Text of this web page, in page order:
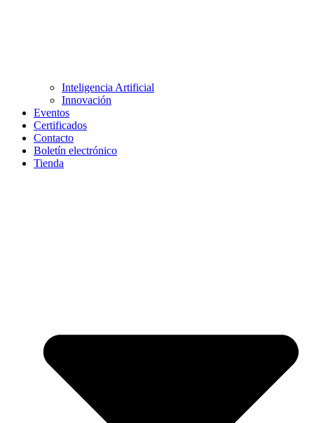
Inteligencia Artificial
Innovación
Eventos
Certificados
Contacto
Boletín electrónico
Tienda